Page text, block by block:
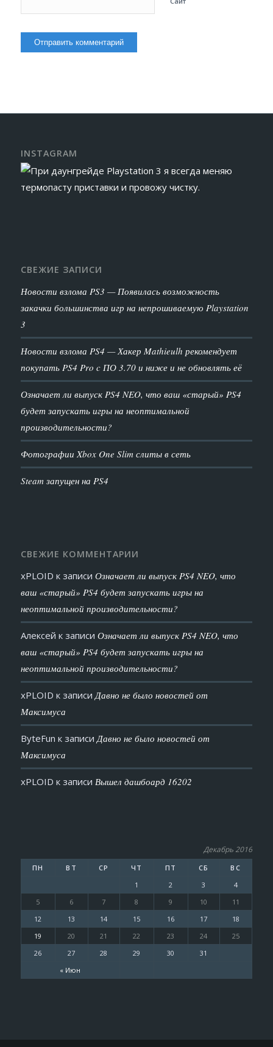
INSTAGRAM
СВЕЖИЕ ЗАПИСИ
Новости взлома PS3 — Появилась возможность
закачки большинства игр на непрошиваемую Playstation
3
Новости взлома PS4 — Хакер Mathieulh рекомендует
покупать PS4 Pro c ПО 3.70 и ниже и не обновлять её
Означает ли выпуск PS4 NEO, что ваш «старый» PS4
будет запускать игры на неоптимальной
производительности?
Фотографии Xbox One Slim слиты в сеть
Steam запущен на PS4
СВЕЖИЕ КОММЕНТАРИИ
xPLOID к записи Означает ли выпуск PS4 NEO, что
ваш «старый» PS4 будет запускать игры на
неоптимальной производительности?
Алексей к записи Означает ли выпуск PS4 NEO, что
ваш «старый» PS4 будет запускать игры на
неоптимальной производительности?
xPLOID к записиДавно не было новостей от
Максимуса
ByteFun к записиДавно не было новостей от
Максимуса
xPLOID к записи Вышел дашбоард 16202
Декабрь 2016
ПН ВТ СР ЧТ ПТ СБ ВС
« Июн
1 2 3
4
5
6 7 8 9 10
11
12
13 14 15 16 17
18
19
20 21 22 23 24
25
26
27 28 29 30 31